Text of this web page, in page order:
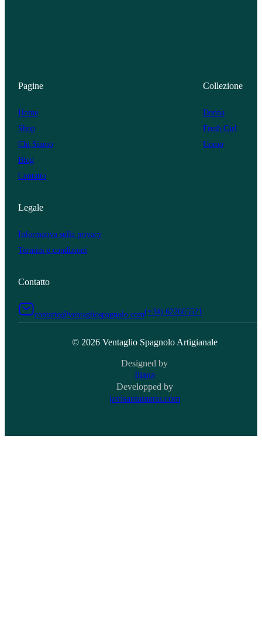
Pagine
Home
Shop
Chi Siamo
Blog
Contatto
Collezione
Donna
Fresh Girl
Uomo
Legale
Informativa sulla privacy
Termini e condizioni
Contatto
contatto@ventagliospagnolo.com(+34) 622665521
© 2026 Ventaglio Spagnolo Artigianale
Designed by
Iliana
Developped by
javisantamaria.com